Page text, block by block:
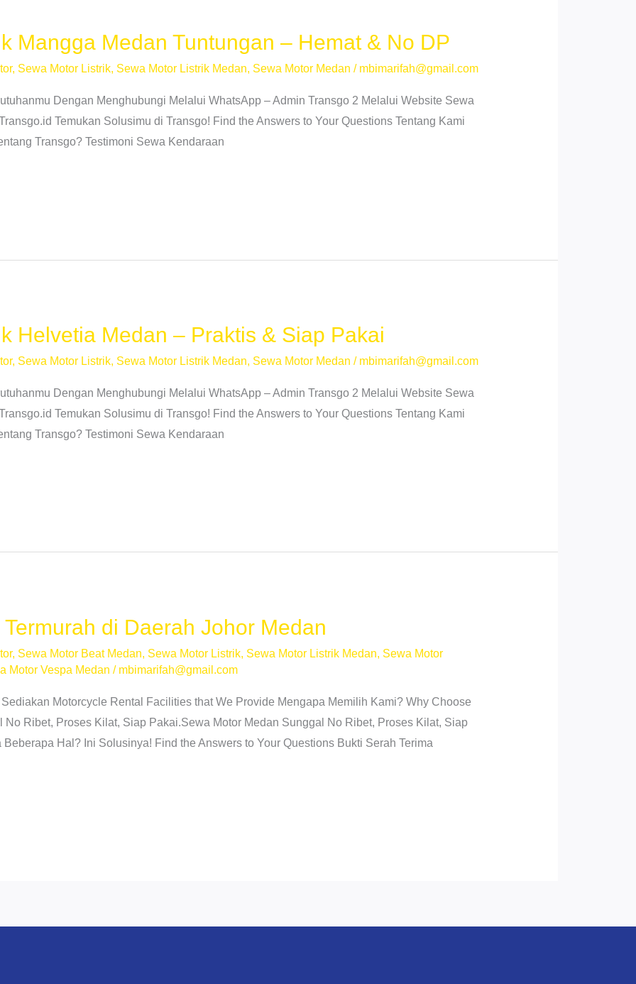
Mangga Medan Tuntungan – Hemat & No DP
, Sewa Motor Listrik, Sewa Motor Listrik Medan, Sewa Motor Medan / mbimarifah@gmail.com
Dengan Menghubungi Melalui WhatsApp – Admin Transgo 2 Melalui Website Sewa
Temukan Solusimu di Transgo! Find the Answers to Your Questions Tentang Kami
Transgo? Testimoni Sewa Kendaraan
Helvetia Medan – Praktis & Siap Pakai
, Sewa Motor Listrik, Sewa Motor Listrik Medan, Sewa Motor Medan / mbimarifah@gmail.com
Dengan Menghubungi Melalui WhatsApp – Admin Transgo 2 Melalui Website Sewa
Temukan Solusimu di Transgo! Find the Answers to Your Questions Tentang Kami
Transgo? Testimoni Sewa Kendaraan
di Daerah Johor Medan
, Sewa Motor Beat Medan, Sewa Motor Listrik, Sewa Motor Listrik Medan, Sewa Motor
Motor Vespa Medan / mbimarifah@gmail.com
Motorcycle Rental Facilities that We Provide Mengapa Memilih Kami? Why Choose
No Ribet, Proses Kilat, Siap Pakai.Sewa Motor Medan Sunggal No Ribet, Proses Kilat, Siap
Hal? Ini Solusinya! Find the Answers to Your Questions Bukti Serah Terima